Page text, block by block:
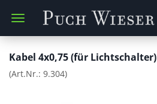
Kabel 4x0,75 (für Lichtschalter)
(Art.Nr.: 9.304)